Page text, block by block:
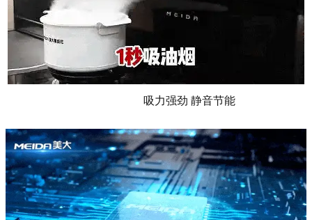
吸力强劲 静音节能